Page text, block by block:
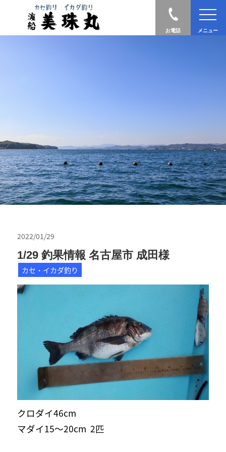
お電話 メニュー
2022/01/29
1/29 釣果情報 名古屋市 成田様
カセ・イカダ釣り
クロダイ46cm
マダイ15〜20cm 2匹